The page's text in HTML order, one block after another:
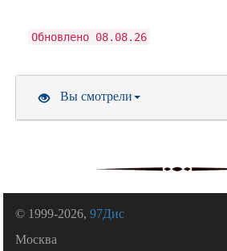
Обновлено 08.08.26
Вы смотрели
© 1999-2026,97Дис
Москва